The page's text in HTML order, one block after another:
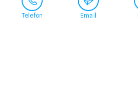
Telefon Email